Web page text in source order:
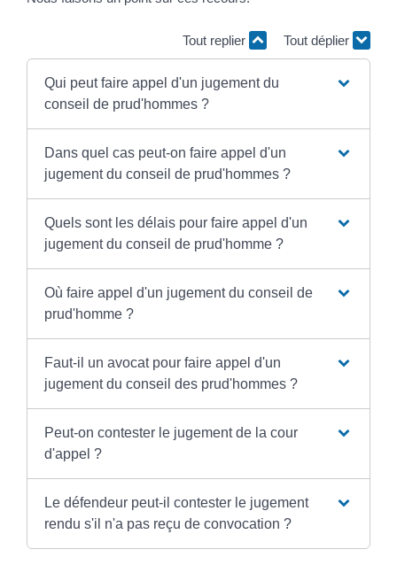
Tout replier Tout déplier
Qui peut faire appel d'un jugement du
conseil de prud'hommes ?
Dans quel cas peut-on faire appel d'un
jugement du conseil de prud'hommes ?
Quels sont les délais pour faire appel d'un
jugement du conseil de prud'homme ?
Où faire appel d'un jugement du conseil de
prud'homme ?
Faut-il un avocat pour faire appel d'un
jugement du conseil des prud'hommes ?
Peut-on contester le jugement de la cour
d'appel ?
Le défendeur peut-il contester le jugement
rendu s'il n'a pas reçu de convocation ?